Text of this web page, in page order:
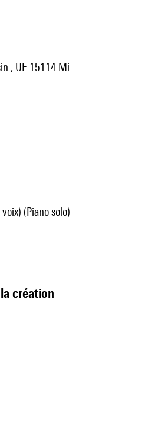
, UE 15114 Mi
(Piano solo)
création